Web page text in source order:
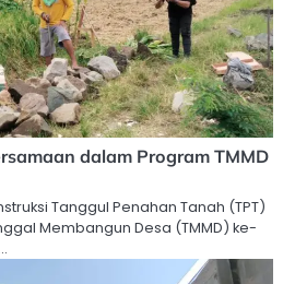
dalam Program TMMD
Tanggul Penahan Tanah (TPT)
Membangun Desa (TMMD) ke-